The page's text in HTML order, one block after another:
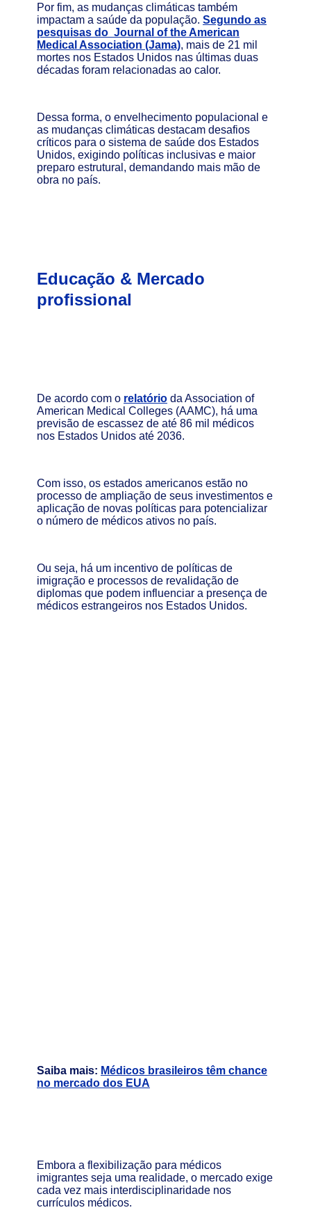
Por fim, as mudanças climáticas também
impactam a saúde da população. Segundo as
pesquisas do Journal of the American
Medical Association (Jama), mais de 21 mil
mortes nos Estados Unidos nas últimas duas
décadas foram relacionadas ao calor.
Dessa forma, o envelhecimento populacional e
as mudanças climáticas destacam desafios
críticos para o sistema de saúde dos Estados
Unidos, exigindo políticas inclusivas e maior
preparo estrutural, demandando mais mão de
obra no país.
Educação & Mercado
profissional
De acordo com o relatório da Association of
American Medical Colleges (AAMC), há uma
previsão de escassez de até 86 mil médicos
nos Estados Unidos até 2036.
Com isso, os estados americanos estão no
processo de ampliação de seus investimentos e
aplicação de novas políticas para potencializar
o número de médicos ativos no país.
Ou seja, há um incentivo de políticas de
imigração e processos de revalidação de
diplomas que podem influenciar a presença de
médicos estrangeiros nos Estados Unidos.
Saiba mais: Médicos brasileiros têm chance
no mercado dos EUA
Embora a flexibilização para médicos
imigrantes seja uma realidade, o mercado exige
cada vez mais interdisciplinaridade nos
currículos médicos.